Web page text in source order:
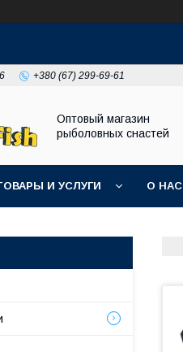
+380 (67) 299-69-61
Оптовый магазин
рыболовных снастей
И УСЛУГИ О НАС